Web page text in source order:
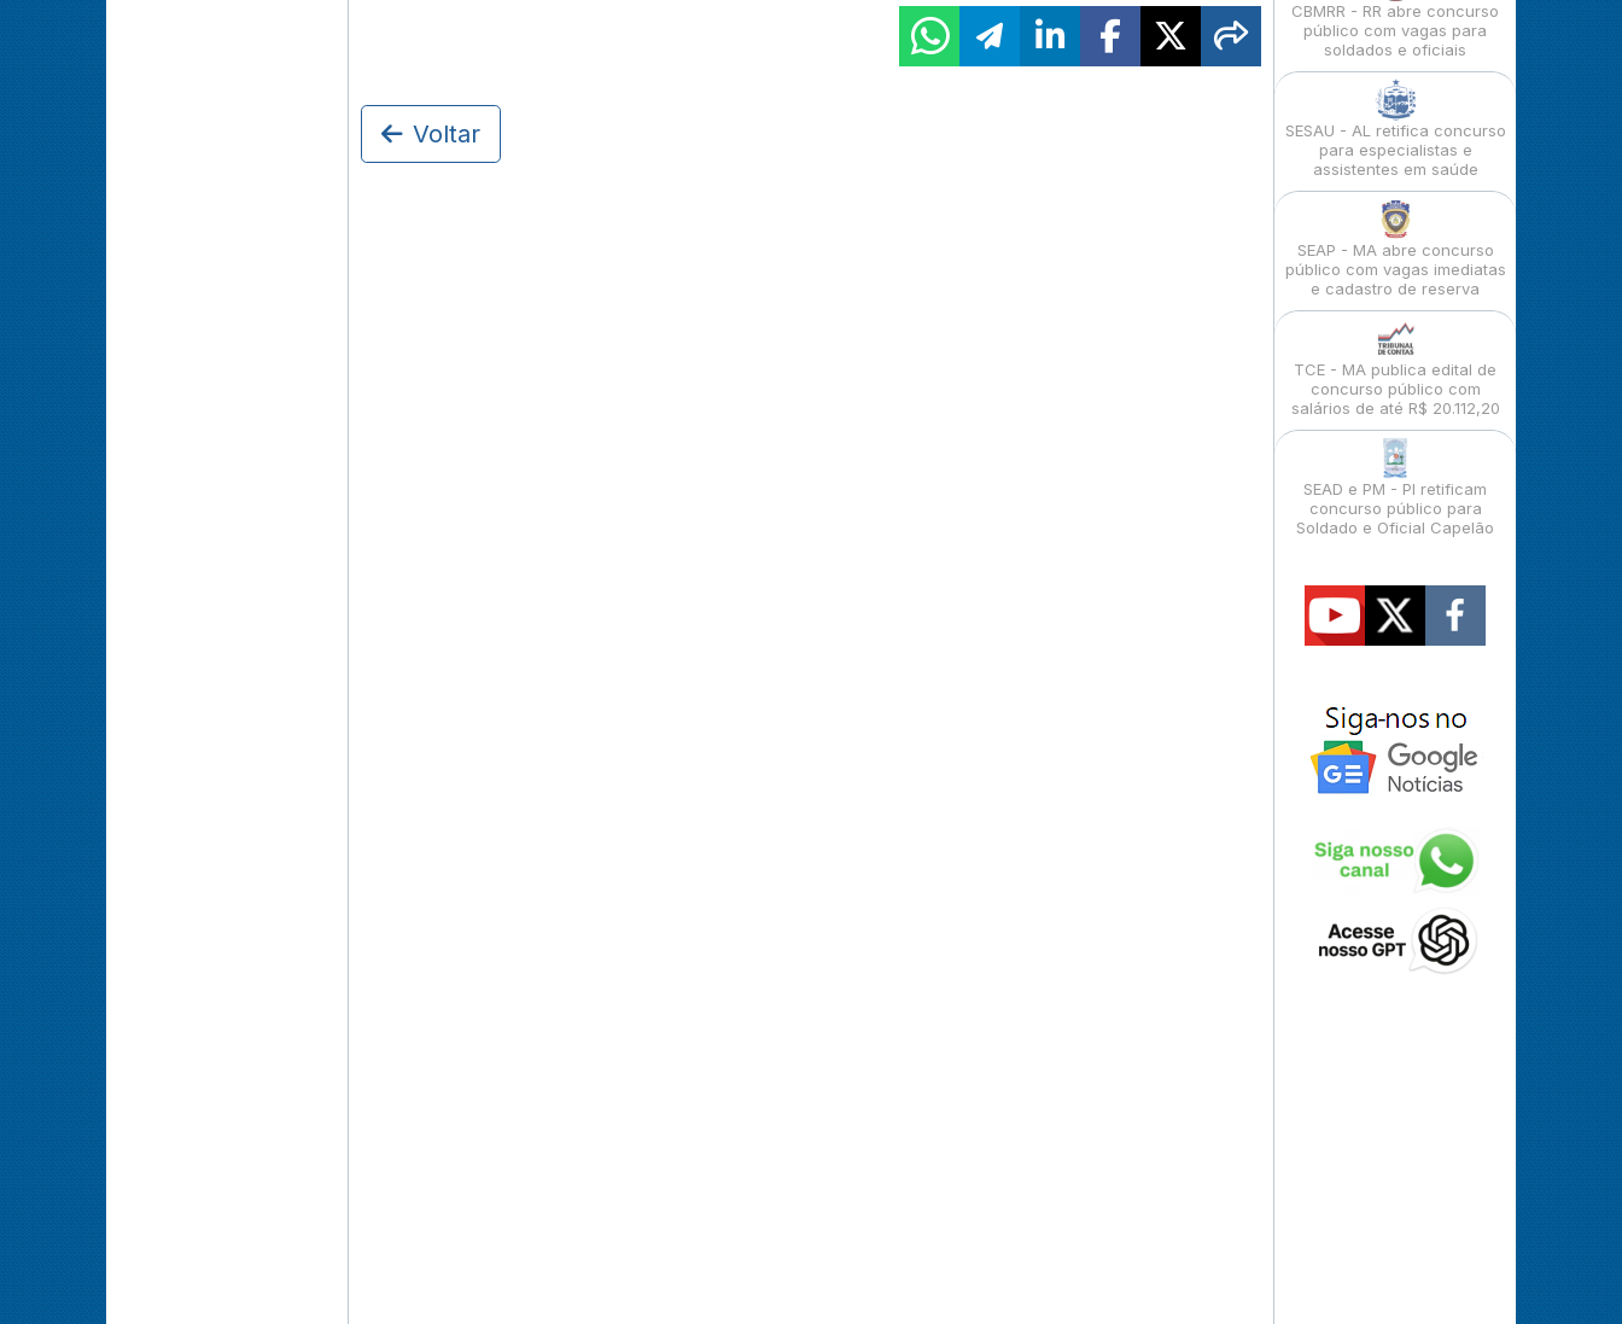
Voltar
CBMRR - RR abre concurso
público com vagas para
soldados e oficiais
SESAU - AL retifica concurso
para especialistas e
assistentes em saúde
SEAP - MA abre concurso
público com vagas imediatas
e cadastro de reserva
TCE - MA publica edital de
concurso público com
salários de até R$ 20.112,20
SEAD e PM - PI retificam
concurso público para
Soldado e Oficial Capelão